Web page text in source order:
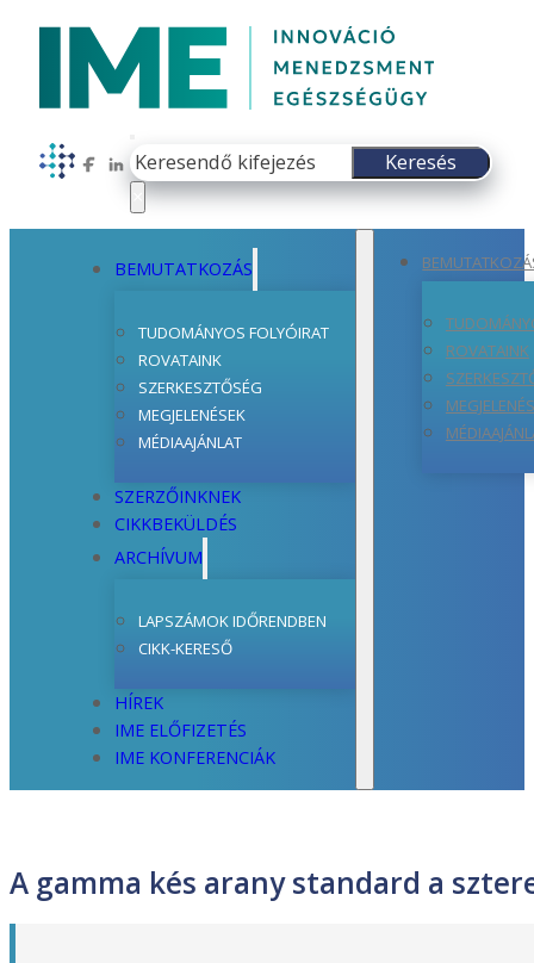
Follow us on Facebook
Follow us on LinkedIn
Keresés
Keresés
BEMUTATKOZÁS
TUDOMÁNYOS FOLYÓIRAT
ROVATAINK
SZERKESZTŐSÉG
MEGJELENÉSEK
MÉDIAAJÁNLAT
SZERZŐINKNEK
CIKKBEKÜLDÉS
ARCHÍVUM
LAPSZÁMOK IDŐRENDBEN
CIKK-KERESŐ
HÍREK
IME ELŐFIZETÉS
IME KONFERENCIÁK
ROVATAINK
A gamma kés arany standard a